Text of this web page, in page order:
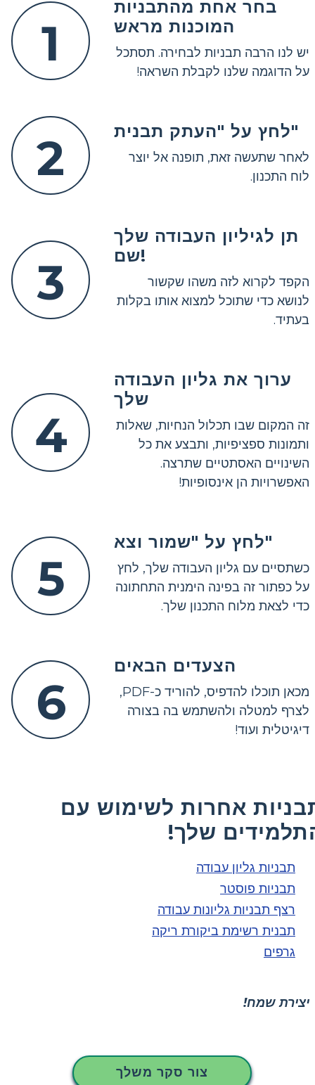
1
בחר אחת מהתבניות
המוכנות מראש
יש לנו הרבה תבניות לבחירה. תסתכל
על הדוגמה שלנו לקבלת השראה!
2 לחץ על "העתק תבנית"
לאחר שתעשה זאת, תופנה אל יוצר
לוח התכנון.
3
תן לגיליון העבודה שלך
שם!
הקפד לקרוא לזה משהו שקשור
לנושא כדי שתוכל למצוא אותו בקלות
בעתיד.
4
ערוך את גליון העבודה
שלך
זה המקום שבו תכלול הנחיות, שאלות
ותמונות ספציפיות, ותבצע את כל
השינויים האסתטיים שתרצה.
האפשרויות הן אינסופיות!
5
לחץ על "שמור וצא"
כשתסיים עם גליון העבודה שלך, לחץ
על כפתור זה בפינה הימנית התחתונה
כדי לצאת מלוח התכנון שלך.
6
הצעדים הבאים
מכאן תוכלו להדפיס, להוריד כ-PDF,
לצרף למטלה ולהשתמש בה בצורה
דיגיטלית ועוד!
אחרות לשימוש עם
שלך!
תבניות גליון עבודה
תבניות פוסטר
רצף תבניות גליונות עבודה
תבנית רשימת ביקורת ריקה
גרפים
יצירת שמח!
צור סקר משלך